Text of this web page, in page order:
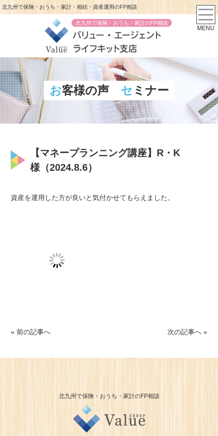
北九州で保険・おうち・家計・相続・資産運用のFP相談
北九州で保険・おうち・家計のFP相談
MENU
お客様の声 セミナー
【マネープランニング講座】R・K
様（2024.8.6）
資産を運用した方が良いと気付かせてもらえました。
« 前の記事へ 次の記事へ »
北九州で保険・おうち・家計のFP相談